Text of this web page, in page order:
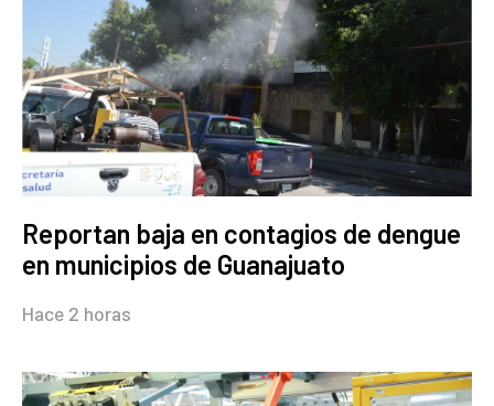
Reportan baja en contagios de dengue
en municipios de Guanajuato
Hace 2 horas